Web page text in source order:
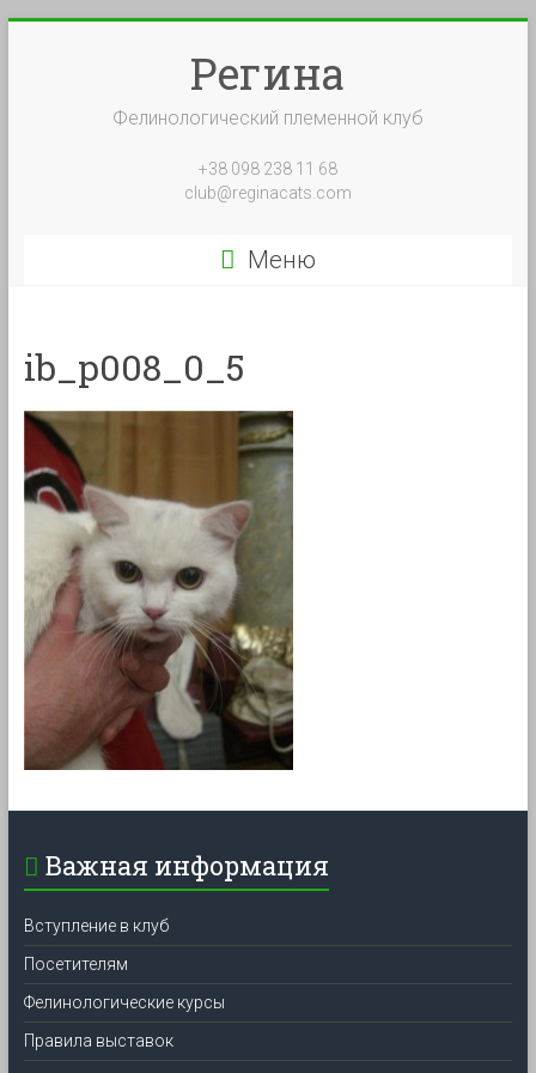
Регина
Фелинологический племенной клуб
+38 098 238 11 68
club@reginacats.com
Меню
ib_p008_0_5
Важная информация
Вступление в клуб
Посетителям
Фелинологические курсы
Правила выставок